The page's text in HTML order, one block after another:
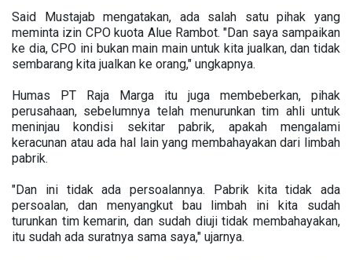
Said Mustajab mengatakan, ada salah satu pihak yang
meminta izin CPO kuota Alue Rambot. "Dan saya sampaikan
ke dia, CPO ini bukan main main untuk kita jualkan, dan tidak
sembarang kita jualkan ke orang," ungkapnya.
Humas PT Raja Marga itu juga membeberkan, pihak
perusahaan, sebelumnya telah menurunkan tim ahli untuk
meninjau kondisi sekitar pabrik, apakah mengalami
keracunan atau ada hal lain yang membahayakan dari limbah
pabrik.
"Dan ini tidak ada persoalannya. Pabrik kita tidak ada
persoalan, dan menyangkut bau limbah ini kita sudah
turunkan tim kemarin, dan sudah diuji tidak membahayakan,
itu sudah ada suratnya sama saya," ujarnya.